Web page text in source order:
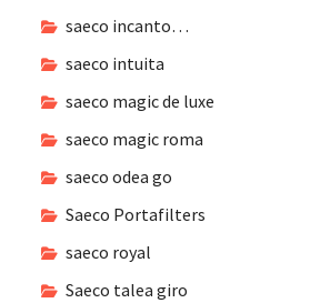
saeco incanto…
saeco intuita
saeco magic de luxe
saeco magic roma
saeco odea go
Saeco Portafilters
saeco royal
Saeco talea giro